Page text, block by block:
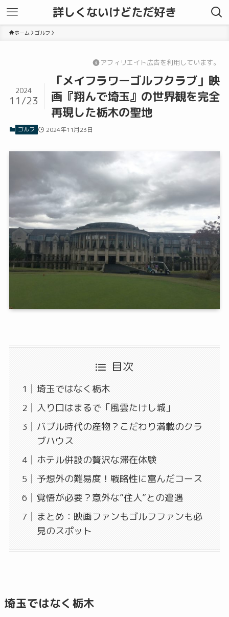
詳しくないけどただ好き
ホーム ゴルフ
アフィリエイト広告を利用しています。
「メイフラワーゴルフクラブ」映
画『翔んで埼玉』の世界観を完全
再現した栃木の聖地
2024
11/23
ゴルフ 2024年11月23日
目次
埼玉ではなく栃木
入り口はまるで「風雲たけし城」
バブル時代の産物？こだわり満載のクラ
ブハウス
ホテル併設の贅沢な滞在体験
予想外の難易度！戦略性に富んだコース
覚悟が必要？意外な”住人”との遭遇
まとめ：映画ファンもゴルフファンも必
見のスポット
埼玉ではなく栃木